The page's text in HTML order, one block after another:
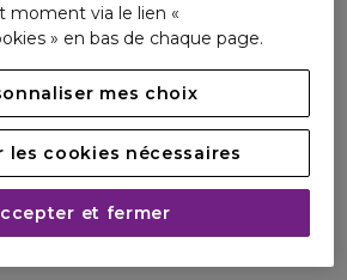
moment via le lien «
» en bas de chaque page.
mes choix
les cookies nécessaires
et fermer